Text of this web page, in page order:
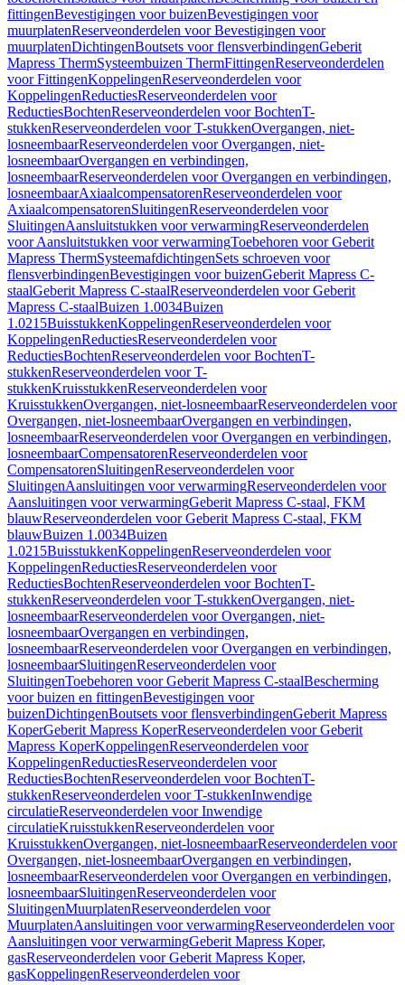
fittingenBevestigingen voor buizenBevestigingen voor
muurplatenReserveonderdelen voor Bevestigingen voor
muurplatenDichtingenBoutsets voor flensverbindingenGeberit
Mapress ThermSysteembuizen ThermFittingenReserveonderdelen
voor FittingenKoppelingenReserveonderdelen voor
KoppelingenReductiesReserveonderdelen voor
ReductiesBochtenReserveonderdelen voor BochtenT-
stukkenReserveonderdelen voor T-stukkenOvergangen, niet-
losneembaarReserveonderdelen voor Overgangen, niet-
losneembaarOvergangen en verbindingen,
losneembaarReserveonderdelen voor Overgangen en verbindingen,
losneembaarAxiaalcompensatorenReserveonderdelen voor
AxiaalcompensatorenSluitingenReserveonderdelen voor
SluitingenAansluitstukken voor verwarmingReserveonderdelen
voor Aansluitstukken voor verwarmingToebehoren voor Geberit
Mapress ThermSysteemafdichtingenSets schroeven voor
flensverbindingenBevestigingen voor buizenGeberit Mapress C-
staalGeberit Mapress C-staalReserveonderdelen voor Geberit
Mapress C-staalBuizen 1.0034Buizen
1.0215BuisstukkenKoppelingenReserveonderdelen voor
KoppelingenReductiesReserveonderdelen voor
ReductiesBochtenReserveonderdelen voor BochtenT-
stukkenReserveonderdelen voor T-
stukkenKruisstukkenReserveonderdelen voor
KruisstukkenOvergangen, niet-losneembaarReserveonderdelen voor
Overgangen, niet-losneembaarOvergangen en verbindingen,
losneembaarReserveonderdelen voor Overgangen en verbindingen,
losneembaarCompensatorenReserveonderdelen voor
CompensatorenSluitingenReserveonderdelen voor
SluitingenAansluitingen voor verwarmingReserveonderdelen voor
Aansluitingen voor verwarmingGeberit Mapress C-staal, FKM
blauwReserveonderdelen voor Geberit Mapress C-staal, FKM
blauwBuizen 1.0034Buizen
1.0215BuisstukkenKoppelingenReserveonderdelen voor
KoppelingenReductiesReserveonderdelen voor
ReductiesBochtenReserveonderdelen voor BochtenT-
stukkenReserveonderdelen voor T-stukkenOvergangen, niet-
losneembaarReserveonderdelen voor Overgangen, niet-
losneembaarOvergangen en verbindingen,
losneembaarReserveonderdelen voor Overgangen en verbindingen,
losneembaarSluitingenReserveonderdelen voor
SluitingenToebehoren voor Geberit Mapress C-staalBescherming
voor buizen en fittingenBevestigingen voor
buizenDichtingenBoutsets voor flensverbindingenGeberit Mapress
KoperGeberit Mapress KoperReserveonderdelen voor Geberit
Mapress KoperKoppelingenReserveonderdelen voor
KoppelingenReductiesReserveonderdelen voor
ReductiesBochtenReserveonderdelen voor BochtenT-
stukkenReserveonderdelen voor T-stukkenInwendige
circulatieReserveonderdelen voor Inwendige
circulatieKruisstukkenReserveonderdelen voor
KruisstukkenOvergangen, niet-losneembaarReserveonderdelen voor
Overgangen, niet-losneembaarOvergangen en verbindingen,
losneembaarReserveonderdelen voor Overgangen en verbindingen,
losneembaarSluitingenReserveonderdelen voor
SluitingenMuurplatenReserveonderdelen voor
MuurplatenAansluitingen voor verwarmingReserveonderdelen voor
Aansluitingen voor verwarmingGeberit Mapress Koper,
gasReserveonderdelen voor Geberit Mapress Koper,
gasKoppelingenReserveonderdelen voor